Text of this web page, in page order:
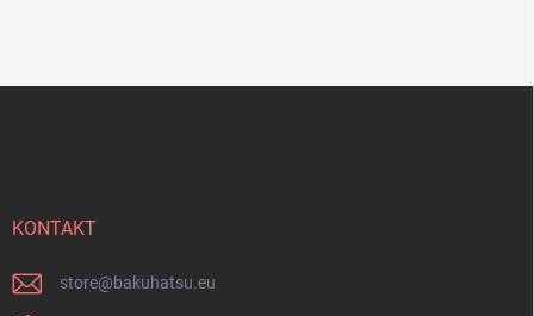
KONTAKT
store@bakuhatsu.eu